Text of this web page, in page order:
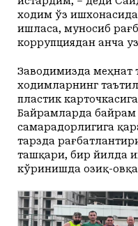
ходим ўз
ишласа, муносиб
коррупциядан анча
Заводимизда меҳнат
ходимларнинг
пластик
Байрамларда
самарадорлигига
тарзда
ташқари, бир йилда
кўринишда озиқ-